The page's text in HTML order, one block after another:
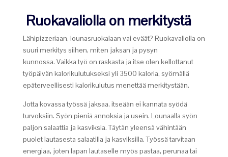
Ruokavaliolla on merkitystä
Lähipizzeriaan, lounasruokalaan vai eväät? Ruokavaliolla on
suuri merkitys siihen, miten jaksan ja pysyn
kunnossa. Vaikka työ on raskasta ja itse olen kellottanut
työpäivän kalorikulutukseksi yli 3500 kaloria, syömällä
epäterveellisesti kalorikulutus menettää merkitystään.
Jotta kovassa työssä jaksaa, itseään ei kannata syödä
turvoksiin. Syön pieniä annoksia ja usein. Lounaalla syön
paljon salaattia ja kasviksia. Täytän yleensä vähintään
puolet lautasesta salaatilla ja kasviksilla. Työssä tarvitaan
energiaa, joten lapan lautaselle myös pastaa, perunaa tai